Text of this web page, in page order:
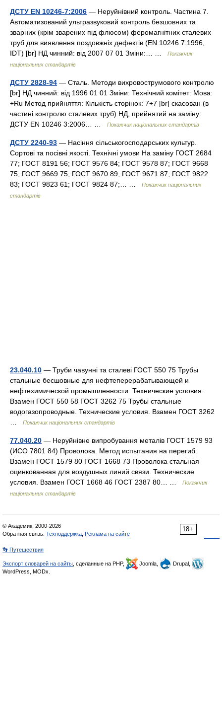
ДСТУ EN 10246-7:2006 — Неруйнівний контроль. Частина 7.
Автоматизований ультразвуковий контроль безшовних та
зварних (крім зварених під флюсом) феромагнітних сталевих
труб для виявлення поздовжніх дефектів (EN 10246 7:1996,
IDT) [br] НД чинний: від 2007 07 01 Зміни:… …
Покажчик
національних стандартів
ДСТУ 2828-94 — Сталь. Методи вихровострумового контролю
[br] НД чинний: від 1996 01 01 Зміни: Технічний комітет: Мова:
+Ru Метод прийняття: Кількість сторінок: 7+7 [br] скасован (в
частині контролю сталевих труб) НД, прийнятий на заміну:
ДСТУ EN 10246 3:2006… …
Покажчик національних стандартів
ДСТУ 2240-93 — Насіння сільськогосподарських культур.
Сортові та посівні якості. Технічні умови На заміну ГОСТ 2684
77; ГОСТ 8191 56; ГОСТ 9576 84; ГОСТ 9578 87; ГОСТ 9668
75; ГОСТ 9669 75; ГОСТ 9670 89; ГОСТ 9671 87; ГОСТ 9822
83; ГОСТ 9823 61; ГОСТ 9824 87;… …
Покажчик національних
стандартів
23.040.10 — Труби чавунні та сталеві ГОСТ 550 75 Трубы
стальные бесшовные для нефтеперерабатывающей и
нефтехимической промышленности. Технические условия.
Взамен ГОСТ 550 58 ГОСТ 3262 75 Трубы стальные
водогазопроводные. Технические условия. Взамен ГОСТ 3262
Покажчик національних стандартів
77.040.20 — Неруйнівне випробування металів ГОСТ 1579 93
(ИСО 7801 84) Проволока. Метод испытания на перегиб.
Взамен ГОСТ 1579 80 ГОСТ 1668 73 Проволока стальная
оцинкованная для воздушных линий связи. Технические
условия. Взамен ГОСТ 1668 46 ГОСТ 2387 80… …
Покажчик
національних стандартів
18+
© Академик, 2000-2026
Обратная связь: Техподдержка Реклама на сайте
👣 Путешествия
Экспорт словарей на сайты , сделанные на PHP, Joomla,
Drupal,
WordPress, MODx.